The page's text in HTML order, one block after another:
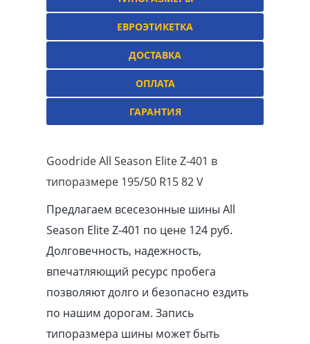
ЕВРОЭТИКЕТКА
ДОСТАВКА
ОПЛАТА
ГАРАНТИЯ
Goodride All Season Elite Z-401 в
типоразмере 195/50 R15 82 V
Предлагаем всесезонные шины All
Season Elite Z-401 по цене 124 руб.
Долговечность, надежность,
впечатляющий ресурс пробега
позволяют долго и безопасно ездить
по нашим дорогам. Запись
типоразмера шины может быть